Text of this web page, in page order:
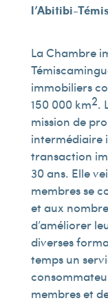
l’Abitibi-
La Chambre
immobiliers
150 000 km2.
mission de
intermédiaire
transaction
30 ans. Elle
membres se
et aux
d’améliorer
diverses
temps un
membres et